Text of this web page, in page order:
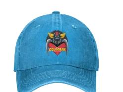
variations.
Les
options
peuvent
être
choisies